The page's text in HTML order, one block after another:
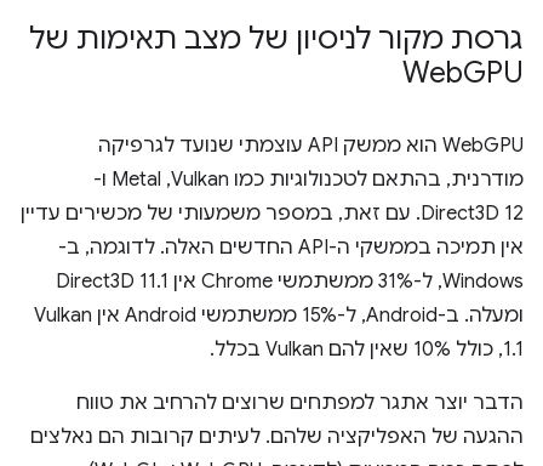
גרסת מקור לניסיון של מצב תאימות של
WebGPU
‫WebGPU הוא ממשק API עוצמתי שנועד לגרפיקה
מודרנית, בהתאם לטכנולוגיות כמו Vulkan,‏ Metal ו-
Direct3D 12. עם זאת, במספר משמעותי של מכשירים עדיין
אין תמיכה בממשקי ה-API החדשים האלה. לדוגמה, ב-
Windows, ל-31% ממשתמשי Chrome אין Direct3D 11.1
ומעלה. ב-Android, ל-15% ממשתמשי Android אין Vulkan
1.1, כולל 10% שאין להם Vulkan בכלל.
הדבר יוצר אתגר למפתחים שרוצים להרחיב את טווח
ההגעה של האפליקציה שלהם. לעיתים קרובות הם נאלצים